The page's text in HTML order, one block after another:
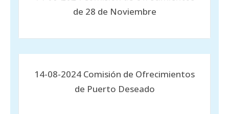
de 28 de Noviembre
14-08-2024 Comisión de Ofrecimientos
de Puerto Deseado